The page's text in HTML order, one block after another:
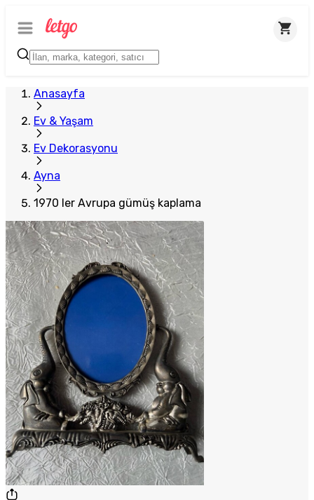
Anasayfa
Ev & Yaşam
Ev Dekorasyonu
Ayna
1970 ler Avrupa gümüş kaplama